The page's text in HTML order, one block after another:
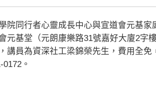
同行者心靈成長中心與宣道會元基家
元基堂（元朗康樂路31號嘉好大廈2字
講員為資深社工梁錦榮先生，費用全
。